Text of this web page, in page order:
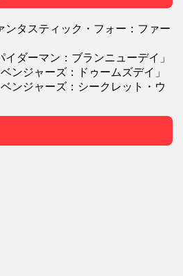
タスティック・フォー：ファー
ダーマン：ブランニューデイ」
ンジャーズ：ドゥームズデイ」
ンジャーズ：シークレット・ウ